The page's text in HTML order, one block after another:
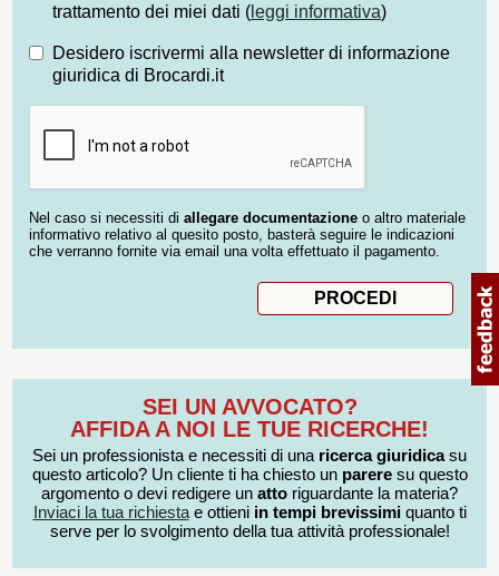
trattamento dei miei dati ( leggi informativa)
Desidero iscrivermi alla newsletter di informazione
giuridica di Brocardi.it
Nel caso si necessiti di allegare documentazione o altro materiale
informativo relativo al quesito posto, basterà seguire le indicazioni
che verranno fornite via email una volta effettuato il pagamento.
SEI UN AVVOCATO?
AFFIDA A NOI LE TUE RICERCHE!
Sei un professionista e necessiti di una ricerca giuridicasu
questo articolo? Un cliente ti ha chiesto un pareresu questo
argomento o devi redigere un atto riguardante la materia?
Inviaci la tua richiestae ottieni in tempi brevissimiquanto ti
serve per lo svolgimento della tua attività professionale!